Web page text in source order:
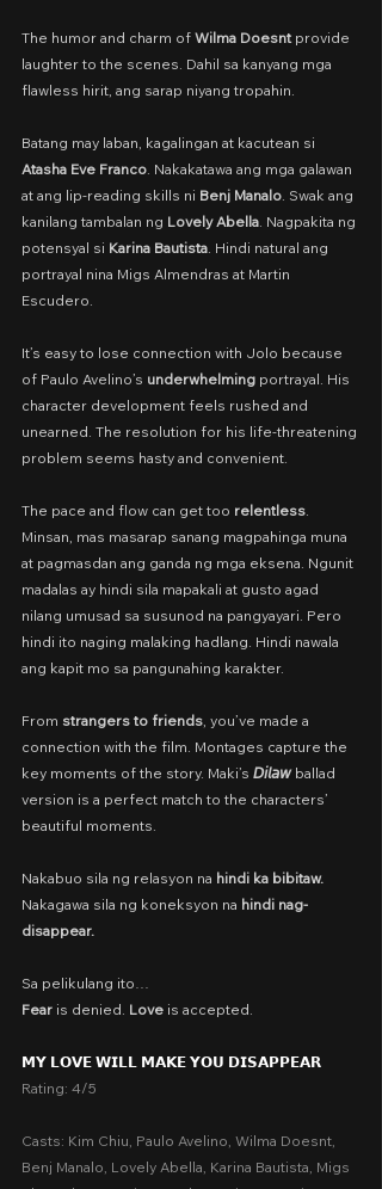
The humor and charm of Wilma Doesnt provide
laughter to the scenes. Dahil sa kanyang mga
flawless hirit, ang sarap niyang tropahin.
Batang may laban, kagalingan at kacutean si
Atasha Eve Franco. Nakakatawa ang mga galawan
at ang lip-reading skills ni Benj Manalo. Swak ang
kanilang tambalan ng Lovely Abella. Nagpakita ng
potensyal si Karina Bautista. Hindi natural ang
portrayal nina Migs Almendras at Martin
Escudero.
It’s easy to lose connection with Jolo because
of Paulo Avelino’s underwhelming portrayal. His
character development feels rushed and
unearned. The resolution for his life-threatening
problem seems hasty and convenient.
The pace and flow can get too relentless.
Minsan, mas masarap sanang magpahinga muna
at pagmasdan ang ganda ng mga eksena. Ngunit
madalas ay hindi sila mapakali at gusto agad
nilang umusad sa susunod na pangyayari. Pero
hindi ito naging malaking hadlang. Hindi nawala
ang kapit mo sa pangunahing karakter.
From strangers to friends, you’ve made a
connection with the film. Montages capture the
key moments of the story. Maki’s 𝘋𝘪𝘭𝘢𝘸 ballad
version is a perfect match to the characters’
beautiful moments.
Nakabuo sila ng relasyon na hindi ka bibitaw.
Nakagawa sila ng koneksyon na hindi nag-
disappear.
Sa pelikulang ito…
Fear is denied. Love is accepted.
𝗠𝗬 𝗟𝗢𝗩𝗘 𝗪𝗜𝗟𝗟 𝗠𝗔𝗞𝗘 𝗬𝗢𝗨 𝗗𝗜𝗦𝗔𝗣𝗣𝗘𝗔𝗥
Rating: 4/5
Casts: Kim Chiu, Paulo Avelino, Wilma Doesnt,
Benj Manalo, Lovely Abella, Karina Bautista, Migs